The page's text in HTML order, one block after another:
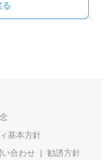
基本方針
合わせ
勧誘方針